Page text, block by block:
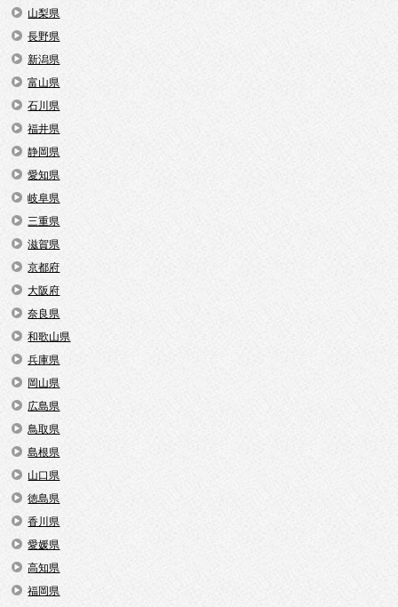
山梨県
長野県
新潟県
富山県
石川県
福井県
静岡県
愛知県
岐阜県
三重県
滋賀県
京都府
大阪府
奈良県
和歌山県
兵庫県
岡山県
広島県
鳥取県
島根県
山口県
徳島県
香川県
愛媛県
高知県
福岡県